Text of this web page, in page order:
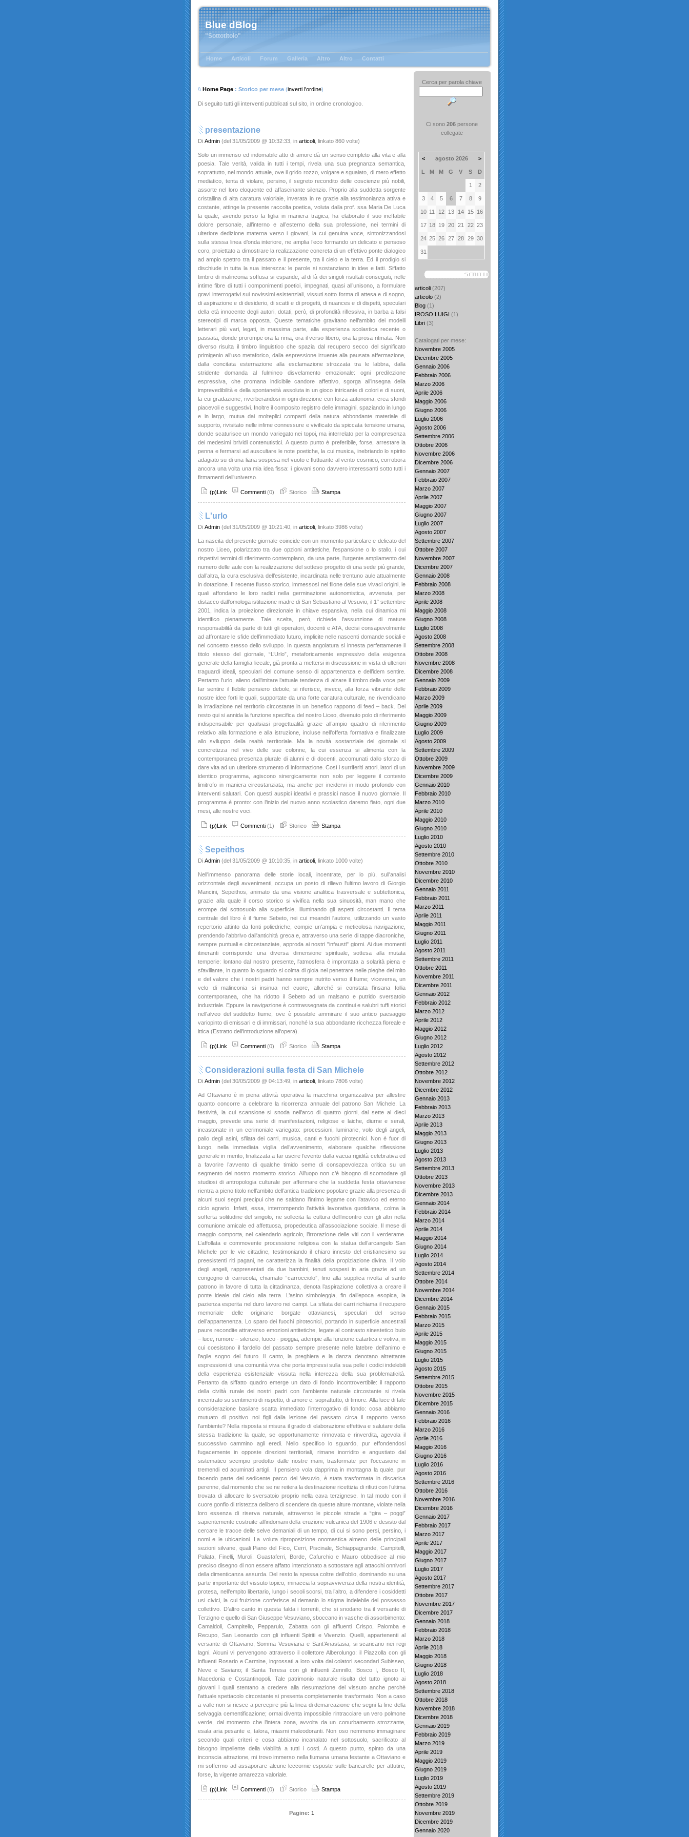
Blue dBlog
"Sottotitolo"
Home Articoli Forum Galleria Altro Altro Contatti
Cerca per parola chiave
Ci sono206 persone
collegate
< agosto 2026 >
L M M G V S D
1 2
3 4 5 6 7 8 9
10 11 12 13 14 15 16
17 18 19 20 21 22 23
24 25 26 27 28 29 30
31
articoli (207)
articolo (2)
Blog (1)
IROSO LUIGI (1)
Libri (3)
Catalogati per mese:
Novembre 2005
Dicembre 2005
Gennaio 2006
Febbraio 2006
Marzo 2006
Aprile 2006
Maggio 2006
Giugno 2006
Luglio 2006
Agosto 2006
Settembre 2006
Ottobre 2006
Novembre 2006
Dicembre 2006
Gennaio 2007
Febbraio 2007
Marzo 2007
Aprile 2007
Maggio 2007
Giugno 2007
Luglio 2007
Agosto 2007
Settembre 2007
Ottobre 2007
Novembre 2007
Dicembre 2007
Gennaio 2008
Febbraio 2008
Marzo 2008
Aprile 2008
Maggio 2008
Giugno 2008
Luglio 2008
Agosto 2008
Settembre 2008
Ottobre 2008
Novembre 2008
Dicembre 2008
Gennaio 2009
Febbraio 2009
Marzo 2009
Aprile 2009
Maggio 2009
Giugno 2009
Luglio 2009
Agosto 2009
Settembre 2009
Ottobre 2009
Novembre 2009
Dicembre 2009
Gennaio 2010
Febbraio 2010
Marzo 2010
Aprile 2010
Maggio 2010
Giugno 2010
Luglio 2010
Agosto 2010
Settembre 2010
Ottobre 2010
Novembre 2010
Dicembre 2010
Gennaio 2011
Febbraio 2011
Marzo 2011
Aprile 2011
Maggio 2011
Giugno 2011
Luglio 2011
Agosto 2011
Settembre 2011
Ottobre 2011
Novembre 2011
Dicembre 2011
Gennaio 2012
Febbraio 2012
Marzo 2012
Aprile 2012
Maggio 2012
Giugno 2012
Luglio 2012
Agosto 2012
Settembre 2012
Ottobre 2012
Novembre 2012
Dicembre 2012
Gennaio 2013
Febbraio 2013
Marzo 2013
Aprile 2013
Maggio 2013
Giugno 2013
Luglio 2013
Agosto 2013
Settembre 2013
Ottobre 2013
Novembre 2013
Dicembre 2013
Gennaio 2014
Febbraio 2014
Marzo 2014
Aprile 2014
Maggio 2014
Giugno 2014
Luglio 2014
Agosto 2014
Settembre 2014
Ottobre 2014
Novembre 2014
Dicembre 2014
Gennaio 2015
Febbraio 2015
Marzo 2015
Aprile 2015
Maggio 2015
Giugno 2015
Luglio 2015
Agosto 2015
Settembre 2015
Ottobre 2015
Novembre 2015
Dicembre 2015
Gennaio 2016
Febbraio 2016
Marzo 2016
Aprile 2016
Maggio 2016
Giugno 2016
Luglio 2016
Agosto 2016
Settembre 2016
Ottobre 2016
Novembre 2016
Dicembre 2016
Gennaio 2017
Febbraio 2017
Marzo 2017
Aprile 2017
Maggio 2017
Giugno 2017
Luglio 2017
Agosto 2017
Settembre 2017
Ottobre 2017
Novembre 2017
Dicembre 2017
Gennaio 2018
Febbraio 2018
Marzo 2018
Aprile 2018
Maggio 2018
Giugno 2018
Luglio 2018
Agosto 2018
Settembre 2018
Ottobre 2018
Novembre 2018
Dicembre 2018
Gennaio 2019
Febbraio 2019
Marzo 2019
Aprile 2019
Maggio 2019
Giugno 2019
Luglio 2019
Agosto 2019
Settembre 2019
Ottobre 2019
Novembre 2019
Dicembre 2019
Gennaio 2020
\\ Home Page : Storico per mese (inverti l'ordine)
Di seguito tutti gli interventi pubblicati sul sito, in ordine cronologico.
presentazione
Di Admin (del 31/05/2009 @ 10:32:33, in articoli , linkato 860 volte)
Solo un immenso ed indomabile atto di amore dà un senso completo alla vita e alla
poesia. Tale verità, valida in tutti i tempi, rivela una sua pregnanza semantica,
soprattutto, nel mondo attuale, ove il grido rozzo, volgare e sguaiato, di mero effetto
mediatico, tenta di violare, persino, il segreto recondito delle coscienze più nobili,
assorte nel loro eloquente ed affascinante silenzio. Proprio alla suddetta sorgente
cristallina di alta caratura valoriale, inverata in re grazie alla testimonianza attiva e
costante, attinge la presente raccolta poetica, voluta dalla prof. ssa Maria De Luca
la quale, avendo perso la figlia in maniera tragica, ha elaborato il suo ineffabile
dolore personale, all’interno e all’esterno della sua professione, nei termini di
ulteriore dedizione materna verso i giovani, la cui genuina voce, sintonizzandosi
sulla stessa linea d’onda interiore, ne amplia l’eco formando un delicato e pensoso
coro, proiettato a dimostrare la realizzazione concreta di un effettivo ponte dialogico
ad ampio spettro tra il passato e il presente, tra il cielo e la terra. Ed il prodigio si
dischiude in tutta la sua interezza: le parole si sostanziano in idee e fatti. Siffatto
timbro di malinconia soffusa si espande, al di là dei singoli risultati conseguiti, nelle
intime fibre di tutti i componimenti poetici, impegnati, quasi all’unisono, a formulare
gravi interrogativi sui novissimi esistenziali, vissuti sotto forma di attesa e di sogno,
di aspirazione e di desiderio, di scatti e di progetti, di nuances e di dispetti, speculari
della età innocente degli autori, dotati, però, di profondità riflessiva, in barba a falsi
stereotipi di marca opposta. Queste tematiche gravitano nell’ambito dei modelli
letterari più vari, legati, in massima parte, alla esperienza scolastica recente o
passata, donde prorompe ora la rima, ora il verso libero, ora la prosa ritmata. Non
diverso risulta il timbro linguistico che spazia dal recupero secco del significato
primigenio all’uso metaforico, dalla espressione irruente alla pausata affermazione,
dalla concitata esternazione alla esclamazione strozzata tra le labbra, dalla
stridente domanda al fulmineo disvelamento emozionale: ogni predilezione
espressiva, che promana indicibile candore affettivo, sgorga all’insegna della
imprevedibilità e della spontaneità assoluta in un gioco intricante di colori e di suoni,
la cui gradazione, riverberandosi in ogni direzione con forza autonoma, crea sfondi
piacevoli e suggestivi. Inoltre il composito registro delle immagini, spaziando in lungo
e in largo, mutua dai molteplici comparti della natura abbondante materiale di
supporto, rivisitato nelle infime connessure e vivificato da spiccata tensione umana,
donde scaturisce un mondo variegato nei topoi, ma interrelato per la compresenza
dei medesimi brividi contenutistici. A questo punto è preferibile, forse, arrestare la
penna e fermarsi ad auscultare le note poetiche, la cui musica, inebriando lo spirito
adagiato su di una liana sospesa nel vuoto e fluttuante al vento cosmico, corrobora
ancora una volta una mia idea fissa: i giovani sono davvero interessanti sotto tutti i
firmamenti dell’universo.
(p)Link Commenti (0) Storico Stampa
L'urlo
Di Admin (del 31/05/2009 @ 10:21:40, in articoli , linkato 3986 volte)
La nascita del presente giornale coincide con un momento particolare e delicato del
nostro Liceo, polarizzato tra due opzioni antitetiche, l’espansione o lo stallo, i cui
rispettivi termini di riferimento contemplano, da una parte, l’urgente ampliamento del
numero delle aule con la realizzazione del sotteso progetto di una sede più grande,
dall’altra, la cura esclusiva dell’esistente, incardinata nelle trentuno aule attualmente
in dotazione. Il recente flusso storico, immessosi nel filone delle sue vivaci origini, le
quali affondano le loro radici nella germinazione autonomistica, avvenuta, per
distacco dall’omologa istituzione madre di San Sebastiano al Vesuvio, il 1° settembre
2001, indica la proiezione direzionale in chiave espansiva, nella cui dinamica mi
identifico pienamente. Tale scelta, però, richiede l’assunzione di mature
responsabilità da parte di tutti gli operatori, docenti e ATA, decisi consapevolmente
ad affrontare le sfide dell’immediato futuro, implicite nelle nascenti domande sociali e
nel concetto stesso dello sviluppo. In questa angolatura si innesta perfettamente il
titolo stesso del giornale, “L’Urlo”, metaforicamente espressivo della esigenza
generale della famiglia liceale, già pronta a mettersi in discussione in vista di ulteriori
traguardi ideali, speculari del comune senso di appartenenza e dell’idem sentire.
Pertanto l’urlo, alieno dall’imitare l’attuale tendenza di alzare il timbro della voce per
far sentire il flebile pensiero debole, si riferisce, invece, alla forza vibrante delle
nostre idee forti le quali, supportate da una forte caratura culturale, ne rivendicano
la irradiazione nel territorio circostante in un benefico rapporto di feed – back. Del
resto qui si annida la funzione specifica del nostro Liceo, divenuto polo di riferimento
indispensabile per qualsiasi progettualità grazie all’ampio quadro di riferimento
relativo alla formazione e alla istruzione, incluse nell’offerta formativa e finalizzate
allo sviluppo della realtà territoriale. Ma la novità sostanziale del giornale si
concretizza nel vivo delle sue colonne, la cui essenza si alimenta con la
contemporanea presenza plurale di alunni e di docenti, accomunati dallo sforzo di
dare vita ad un ulteriore strumento di informazione. Così i surriferiti attori, latori di un
identico programma, agiscono sinergicamente non solo per leggere il contesto
limitrofo in maniera circostanziata, ma anche per incidervi in modo profondo con
interventi salutari. Con questi auspici ideativi e prassici nasce il nuovo giornale. Il
programma è pronto: con l’inizio del nuovo anno scolastico daremo fiato, ogni due
mesi, alle nostre voci.
(p)Link Commenti (1) Storico Stampa
Sepeithos
Di Admin (del 31/05/2009 @ 10:10:35, in articoli , linkato 1000 volte)
Nell'immenso panorama delle storie locali, incentrate, per lo più, sull'analisi
orizzontale degli avvenimenti, occupa un posto di rilievo l'ultimo lavoro di Giorgio
Mancini, Sepeithos, animato da una visione analitica trasversale e subtettonica,
grazie alla quale il corso storico si vivifica nella sua sinuosità, man mano che
erompe dal sottosuolo alla superficie, illuminando gli aspetti circostanti. Il tema
centrale del libro è il fiume Sebeto, nei cui meandri l'autore, utilizzando un vasto
repertorio attinto da fonti poliedriche, compie un'ampia e meticolosa navigazione,
prendendo l'abbrivo dall'antichità greca e, attraverso una serie di tappe diacroniche,
sempre puntuali e circostanziate, approda ai nostri "infausti" giorni. Ai due momenti
itineranti corrisponde una diversa dimensione spirituale, sottesa alla mutata
temperie: lontano dal nostro presente, l'atmosfera è improntata a solarità piena e
sfavillante, in quanto lo sguardo si colma di gioia nel penetrare nelle pieghe del mito
e del valore che i nostri padri hanno sempre nutrito verso il fiume; viceversa, un
velo di malinconia si insinua nel cuore, allorché si constata l'insana follia
contemporanea, che ha ridotto il Sebeto ad un malsano e putrido sversatoio
industriale. Eppure la navigazione è contrassegnata da continui e salubri tuffi storici
nell'alveo del suddetto fiume, ove è possibile ammirare il suo antico paesaggio
variopinto di emissari e di immissari, nonché la sua abbondante ricchezza floreale e
ittica (Estratto dell'introduzione all'opera).
(p)Link Commenti (0) Storico Stampa
Considerazioni sulla festa di San Michele
Di Admin (del 30/05/2009 @ 04:13:49, in articoli , linkato 7806 volte)
Ad Ottaviano è in piena attività operativa la macchina organizzativa per allestire
quanto concorre a celebrare la ricorrenza annuale del patrono San Michele. La
festività, la cui scansione si snoda nell’arco di quattro giorni, dal sette al dieci
maggio, prevede una serie di manifestazioni, religiose e laiche, diurne e serali,
incastonate in un cerimoniale variegato: processioni, luminarie, volo degli angeli,
palio degli asini, sfilata dei carri, musica, canti e fuochi pirotecnici. Non è fuor di
luogo, nella immediata vigilia dell’avvenimento, elaborare qualche riflessione
generale in merito, finalizzata a far uscire l’evento dalla vacua rigidità celebrativa ed
a favorire l’avvento di qualche timido seme di consapevolezza critica su un
segmento del nostro momento storico. All’uopo non c’è bisogno di scomodare gli
studiosi di antropologia culturale per affermare che la suddetta festa ottavianese
rientra a pieno titolo nell’ambito dell’antica tradizione popolare grazie alla presenza di
alcuni suoi segni precipui che ne saldano l’intimo legame con l’atavico ed eterno
ciclo agrario. Infatti, essa, interrompendo l’attività lavorativa quotidiana, colma la
sofferta solitudine del singolo, ne sollecita la cultura dell’incontro con gli altri nella
comunione amicale ed affettuosa, propedeutica all’associazione sociale. Il mese di
maggio comporta, nel calendario agricolo, l’irrorazione delle viti con il verderame.
L’affollata e commovente processione religiosa con la statua dell’arcangelo San
Michele per le vie cittadine, testimoniando il chiaro innesto del cristianesimo su
preesistenti riti pagani, ne caratterizza la finalità della propiziazione divina. Il volo
degli angeli, rappresentati da due bambini, tenuti sospesi in aria grazie ad un
congegno di carrucola, chiamato “carrocciolo”, fino alla supplica rivolta al santo
patrono in favore di tutta la cittadinanza, denota l’aspirazione collettiva a creare il
ponte ideale dal cielo alla terra. L’asino simboleggia, fin dall’epoca esopica, la
pazienza esperita nel duro lavoro nei campi. La sfilata dei carri richiama il recupero
memoriale delle originarie borgate ottavianesi, speculari del senso
dell’appartenenza. Lo sparo dei fuochi pirotecnici, portando in superficie ancestrali
paure recondite attraverso emozioni antitetiche, legate al contrasto sinestetico buio
– luce, rumore – silenzio, fuoco - pioggia, adempie alla funzione catartica e votiva, in
cui coesistono il fardello del passato sempre presente nelle latebre dell’animo e
l’agile sogno del futuro. Il canto, la preghiera e la danza denotano altrettante
espressioni di una comunità viva che porta impressi sulla sua pelle i codici indelebili
della esperienza esistenziale vissuta nella interezza della sua problematicità.
Pertanto da siffatto quadro emerge un dato di fondo incontrovertibile: il rapporto
della civiltà rurale dei nostri padri con l’ambiente naturale circostante si rivela
incentrato su sentimenti di rispetto, di amore e, soprattutto, di timore. Alla luce di tale
considerazione basilare scatta immediato l’interrogativo di fondo: cosa abbiamo
mutuato di positivo noi figli dalla lezione del passato circa il rapporto verso
l’ambiente? Nella risposta si misura il grado di elaborazione effettiva e salutare della
stessa tradizione la quale, se opportunamente rinnovata e rinverdita, agevola il
successivo cammino agli eredi. Nello specifico lo sguardo, pur effondendosi
fugacemente in opposte direzioni territoriali, rimane inorridito e angustiato dal
sistematico scempio prodotto dalle nostre mani, trasformate per l’occasione in
tremendi ed acuminati artigli. Il pensiero vola dapprima in montagna la quale, pur
facendo parte del sedicente parco del Vesuvio, è stata trasformata in discarica
perenne, dal momento che se ne reitera la destinazione ricettizia di rifiuti con l’ultima
trovata di allocare lo sversatoio proprio nella cava terzignese. In tal modo con il
cuore gonfio di tristezza delibero di scendere da queste alture montane, violate nella
loro essenza di riserva naturale, attraverso le piccole strade a “gira – poggi”
sapientemente costruite all’indomani della eruzione vulcanica del 1906 e desisto dal
cercare le tracce delle selve demaniali di un tempo, di cui si sono persi, persino, i
nomi e le ubicazioni. La voluta riproposizione onomastica almeno delle principali
sezioni silvane, quali Piano del Fico, Cerri, Piscinale, Schiappagrande, Campitelli,
Paliata, Finelli, Muroli. Guastaferri, Borde, Cafurchio e Mauro obbedisce al mio
preciso disegno di non essere affatto intenzionato a sottostare agli attacchi onnivori
della dimenticanza assurda. Del resto la spessa coltre dell’oblio, dominando su una
parte importante del vissuto topico, minaccia la sopravvivenza della nostra identità,
protesa, nell’empito libertario, lungo i secoli scorsi, tra l’altro, a difendere i cosiddetti
usi civici, la cui fruizione conferisce al demanio lo stigma indelebile del possesso
collettivo. D’altro canto in questa falda i torrenti, che si snodano tra il versante di
Terzigno e quello di San Giuseppe Vesuviano, sboccano in vasche di assorbimento:
Camaldoli, Campitello, Pepparulo, Zabatta con gli affluenti Crispo, Palomba e
Recupo, San Leonardo con gli influenti Spiriti e Vivenzio. Quelli, appartenenti al
versante di Ottaviano, Somma Vesuviana e Sant’Anastasia, si scaricano nei regi
lagni. Alcuni vi pervengono attraverso il collettore Alberolungo: il Piazzolla con gli
influenti Rosario e Carmine, ingrossati a loro volta dai colatori secondari Subisseo,
Neve e Saviano; il Santa Teresa con gli influenti Zennillo, Bosco I, Bosco II,
Macedonia e Costantinopoli. Tale patrimonio naturale risulta del tutto ignoto ai
giovani i quali stentano a credere alla riesumazione del vissuto anche perché
l’attuale spettacolo circostante si presenta completamente trasformato. Non a caso
a valle non si riesce a percepire più la linea di demarcazione che segni la fine della
selvaggia cementificazione; ormai diventa impossibile rintracciare un vero polmone
verde, dal momento che l’intera zona, avvolta da un conurbamento strozzante,
esala aria pesante e, talora, miasmi maleodoranti. Non oso nemmeno immaginare
secondo quali criteri e cosa abbiamo incanalato nel sottosuolo, sacrificato al
bisogno impellente della viabilità a tutti i costi. A questo punto, spinto da una
inconscia attrazione, mi trovo immerso nella fiumana umana festante a Ottaviano e
mi soffermo ad assaporare alcune leccornie esposte sulle bancarelle per attutire,
forse, la vigente amarezza valoriale.
(p)Link Commenti (0) Storico Stampa
Pagine: 1